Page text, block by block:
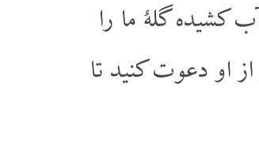
کشیده گلۀ ما را
او دعوت کنید تا